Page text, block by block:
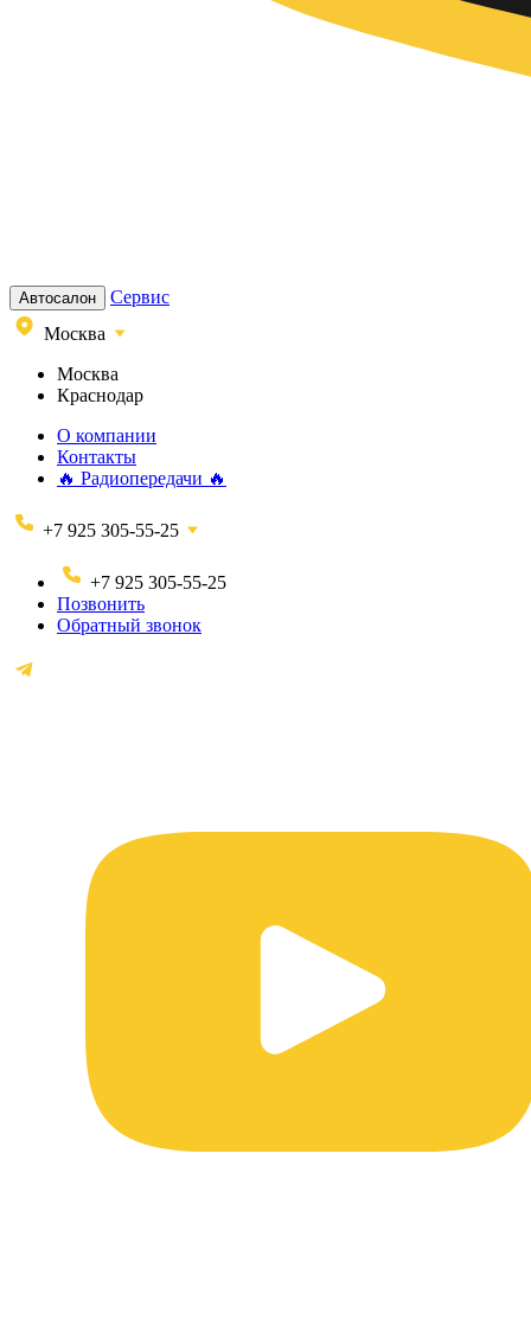
Автосалон
Сервис
Москва
Москва
Краснодар
О компании
Контакты
🔥 Радиопередачи 🔥
+7 925 305-55-25
+7 925 305-55-25
Позвонить
Обратный звонок